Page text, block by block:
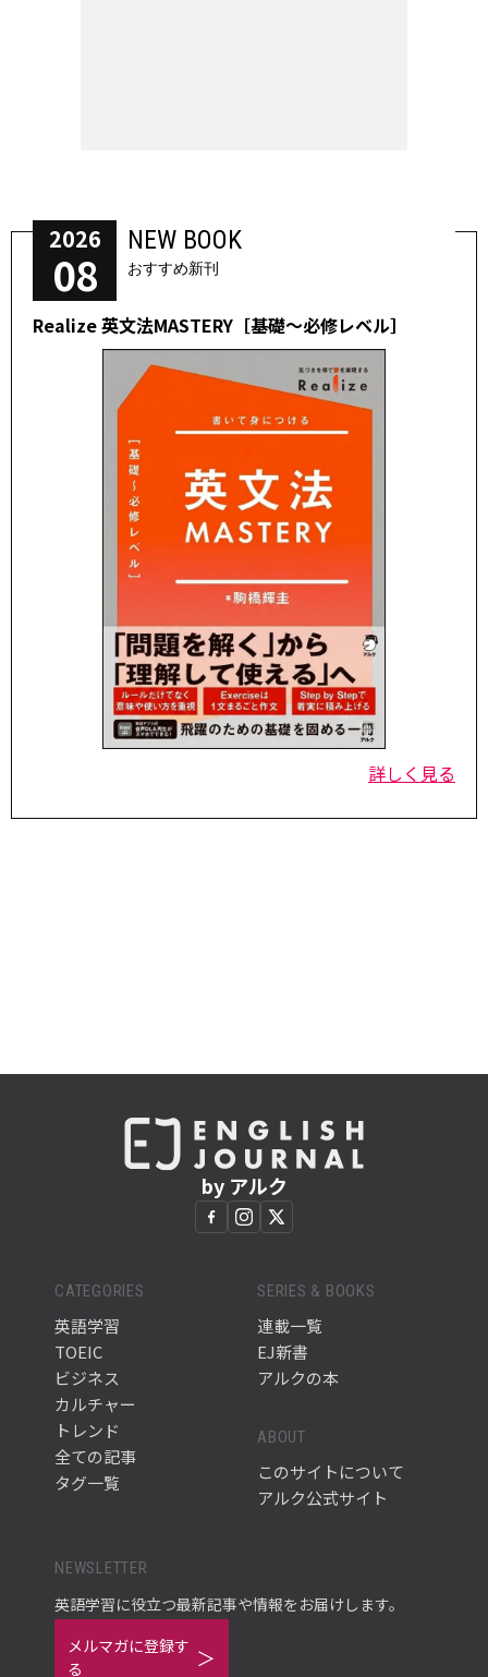
2026
08
NEW BOOK
おすすめ新刊
Realize 英文法MASTERY［基礎～必修レベル］
詳しく見る
by アルク
CATEGORIES
英語学習
TOEIC
ビジネス
カルチャー
トレンド
全ての記事
タグ一覧
SERIES & BOOKS
連載一覧
EJ新書
アルクの本
ABOUT
このサイトについて
アルク公式サイト
NEWSLETTER
英語学習に役立つ最新記事や情報をお届けします。
メルマガに登録す
る